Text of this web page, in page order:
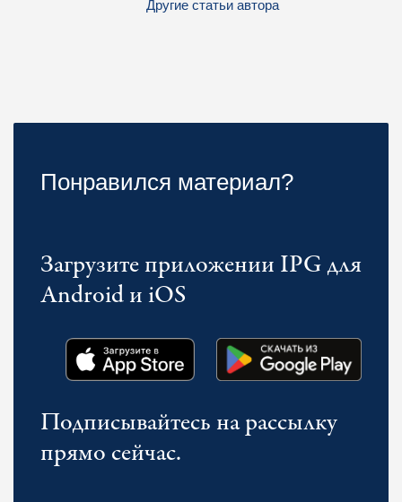
Другие статьи автора
Понравился материал?
Загрузите приложении IPG для
Android и iOS
Подписывайтесь на рассылку
прямо сейчас.